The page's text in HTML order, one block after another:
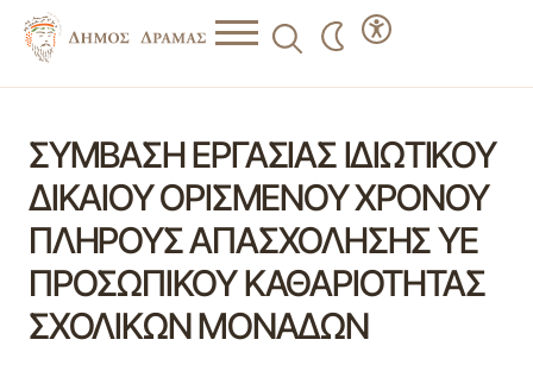
ΣΥΜΒΑΣΗ ΕΡΓΑΣΙΑΣ ΙΔΙΩΤΙΚΟΥ
ΔΙΚΑΙΟΥ ΟΡΙΣΜΕΝΟΥ ΧΡΟΝΟΥ
ΠΛΗΡΟΥΣ ΑΠΑΣΧΟΛΗΣΗΣ ΥΕ
ΠΡΟΣΩΠΙΚΟΥ ΚΑΘΑΡΙΟΤΗΤΑΣ
ΣΧΟΛΙΚΩΝ ΜΟΝΑΔΩΝ